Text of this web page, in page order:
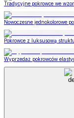
Tradycyjne pokrowce we
Nowoczesne jednokolorowe
Pokrowce z luksusową
Wyprzedaż pokrowców